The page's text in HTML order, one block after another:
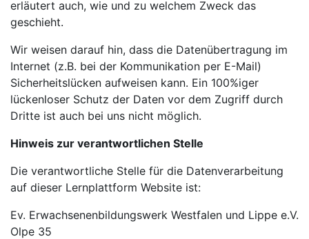
erläutert auch, wie und zu welchem Zweck das
geschieht.
Wir weisen darauf hin, dass die Datenübertragung im
Internet (z.B. bei der Kommunikation per E-Mail)
Sicherheitslücken aufweisen kann. Ein 100%iger
lückenloser Schutz der Daten vor dem Zugriff durch
Dritte ist auch bei uns nicht möglich.
Hinweis zur verantwortlichen Stelle
Die verantwortliche Stelle für die Datenverarbeitung
auf dieser Lernplattform Website ist:
Ev. Erwachsenenbildungswerk Westfalen und Lippe e.V.
Olpe 35